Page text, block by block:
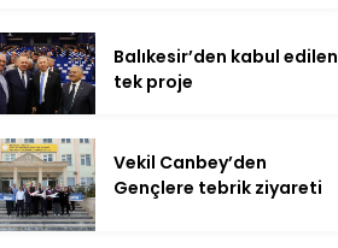
Balıkesir’den kabul edilen
tek proje
Vekil Canbey’den
Gençlere tebrik ziyareti